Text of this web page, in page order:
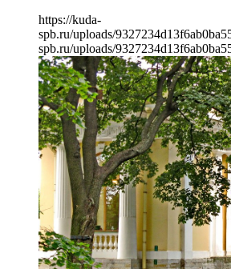
https://kuda-
spb.ru/uploads/
spb.ru/uploads/